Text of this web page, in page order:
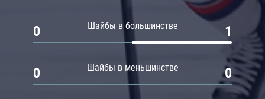
Шайбы в большинстве
0 1
Шайбы в меньшинстве
0 0